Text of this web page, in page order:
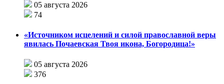
05 августа 2026
74
«Источником исцелений и силой православной веры
явилась Почаевская Твоя икона, Богородица!»
05 августа 2026
376